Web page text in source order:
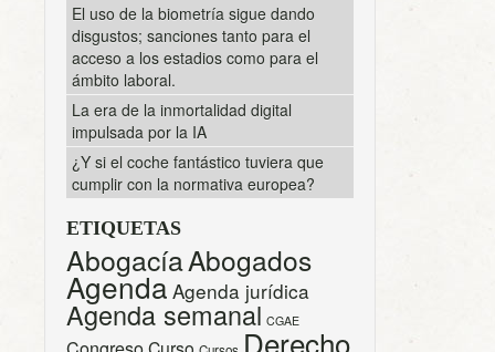
El uso de la biometría sigue dando
disgustos; sanciones tanto para el
acceso a los estadios como para el
ámbito laboral.
La era de la inmortalidad digital
impulsada por la IA
¿Y si el coche fantástico tuviera que
cumplir con la normativa europea?
ETIQUETAS
AbogacíaAbogados
Agenda Agenda jurídica
Agenda semanal CGAE
Derecho